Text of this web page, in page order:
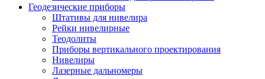
Геодезические приборы
Штативы для нивелира
Рейки нивелирные
Теодолиты
Приборы вертикального проектирования
Нивелиры
Лазерные дальномеры